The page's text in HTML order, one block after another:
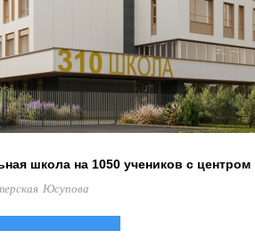
школа на 1050 учеников с центром
Юсупова